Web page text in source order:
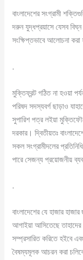
বাংলাদেশের সংগ্রামী
দরুন যুদ্ধপ্রয়াসে যেসব বিঘ্ন
সংক্ষিপ্তভাবে আলোচনা করা
.
মুক্তিফ্রন্ট গঠিত না হওয়া
পরিষদ সদস্যবর্গ ছাড়াও
সুপারিশ পত্র লইয়া
দরকার। দ্বিতীয়তঃ
সকল সংগ্রামীদলের
পারে সেজন্য প্রয়োজনীয়
.
বাংলাদেশের যে হাজার
আগাইয়া আসিতেছে
সম্প্রসারিত করিতে হইবে
বৈষম্যমূলক আচরন করা